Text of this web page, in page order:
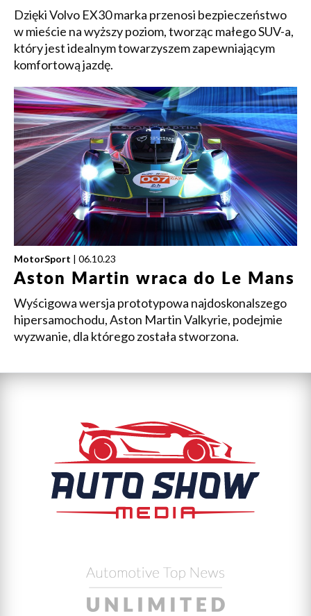
Dzięki Volvo EX30 marka przenosi bezpieczeństwo
w mieście na wyższy poziom, tworząc małego SUV-a,
który jest idealnym towarzyszem zapewniającym
komfortową jazdę.
MotorSport | 06.10.23
Aston Martin wraca do Le Mans
Wyścigowa wersja prototypowa najdoskonalszego
hipersamochodu, Aston Martin Valkyrie, podejmie
wyzwanie, dla którego została stworzona.